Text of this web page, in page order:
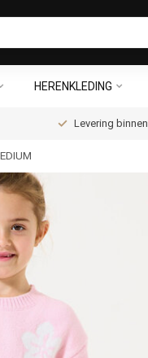
HERENKLEDING
Levering binnen